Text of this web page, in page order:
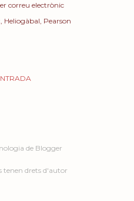
correu electrònic
Heliogàbal Pearson
de Blogger
tenen drets d'autor